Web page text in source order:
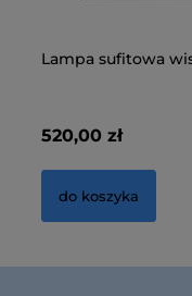
Lampa sufitowa
520,00 zł
do koszyka